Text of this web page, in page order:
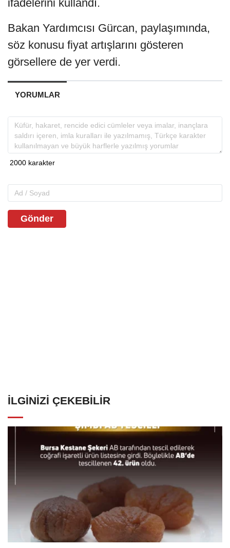
ifadelerini kullandı.
Bakan Yardımcısı Gürcan, paylaşımında,
söz konusu fiyat artışlarını gösteren
görsellere de yer verdi.
YORUMLAR
Gönder
İLGINIZI ÇEKEBILIR